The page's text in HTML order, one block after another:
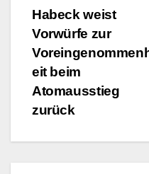
Habeck weist
Vorwürfe zur
eit beim
Atomausstieg
zurück